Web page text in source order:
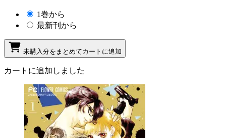
1巻から
最新刊から
未購入分をまとめてカートに追加
カートに追加しました